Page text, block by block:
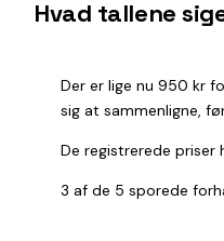
Hvad tallene
Der er lige nu 950 kr
sig at sammenligne,
De registrerede priser
3 af de 5 sporede